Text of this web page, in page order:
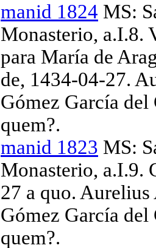
manid 1824 MS:
Monasterio, a.I.8.
para María de
de, 1434-04-27.
Gómez García
quem?.
manid 1823 MS:
Monasterio, a.I.9.
27 a quo.
Gómez García
quem?.